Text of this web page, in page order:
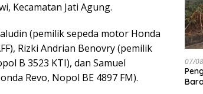
Kecamatan Jati Agung.
(pemilik sepeda motor Honda
Rizki Andrian Benovry (pemilik
B 3523 KTI), dan Samuel
Revo, Nopol BE 4897 FM).
07/